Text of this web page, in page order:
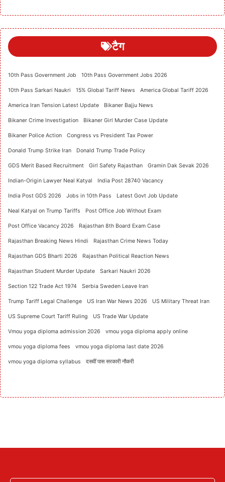
टैग
10th Pass Government Job 10th Pass Government Jobs 2026
10th Pass Sarkari Naukri 15% Global Tariff News America Global Tariff 2026
America Iran Tension Latest Update Bikaner Bajju News
Bikaner Crime Investigation Bikaner Girl Murder Case Update
Bikaner Police Action Congress vs President Tax Power
Donald Trump Strike Iran Donald Trump Trade Policy
GDS Merit Based Recruitment Girl Safety Rajasthan Gramin Dak Sevak 2026
Indian-Origin Lawyer Neal Katyal India Post 28740 Vacancy
India Post GDS 2026 Jobs in 10th Pass Latest Govt Job Update
Neal Katyal on Trump Tariffs Post Office Job Without Exam
Post Office Vacancy 2026 Rajasthan 8th Board Exam Case
Rajasthan Breaking News Hindi Rajasthan Crime News Today
Rajasthan GDS Bharti 2026 Rajasthan Political Reaction News
Rajasthan Student Murder Update Sarkari Naukri 2026
Section 122 Trade Act 1974 Serbia Sweden Leave Iran
Trump Tariff Legal Challenge US Iran War News 2026 US Military Threat Iran
US Supreme Court Tariff Ruling US Trade War Update
Vmou yoga diploma admission 2026 vmou yoga diploma apply online
vmou yoga diploma fees vmou yoga diploma last date 2026
vmou yoga diploma syllabus दसवीं पास सरकारी नौकरी